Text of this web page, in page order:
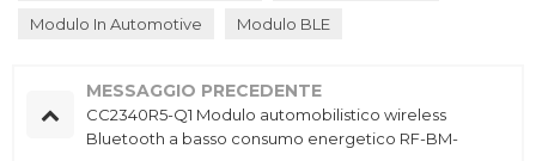
Modulo In Automotive
Modulo BLE
MESSAGGIO PRECEDENTE
CC2340R5-Q1 Modulo automobilistico wireless
Bluetooth a basso consumo energetico RF-BM-